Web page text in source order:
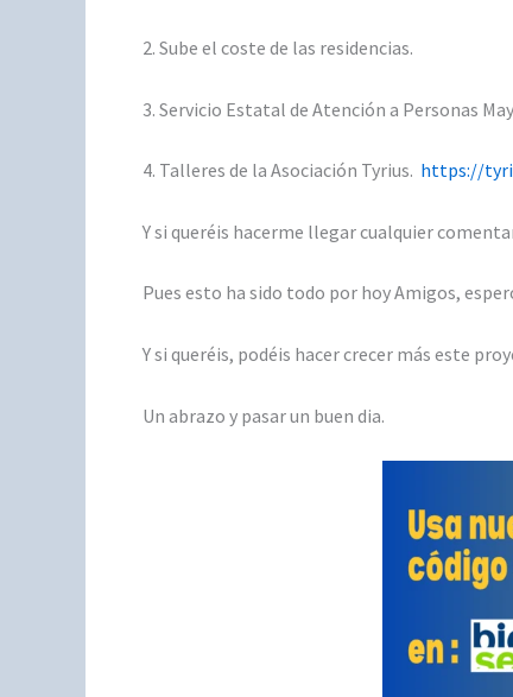
2. Sube el coste de las residencias.
3. Servicio Estatal de Atención a Personas
4. Talleres de la Asociación Tyrius. https://
Y si queréis hacerme llegar cualquier
Pues esto ha sido todo por hoy Amigos,
Y si queréis, podéis hacer crecer más este
Un abrazo y pasar un buen dia.